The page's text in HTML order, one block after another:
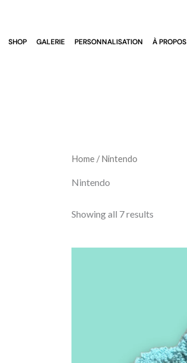
content
SHOP GALERIE PERSONNALISATION À PROPOS
Home / Nintendo
Nintendo
Showing all 7 results